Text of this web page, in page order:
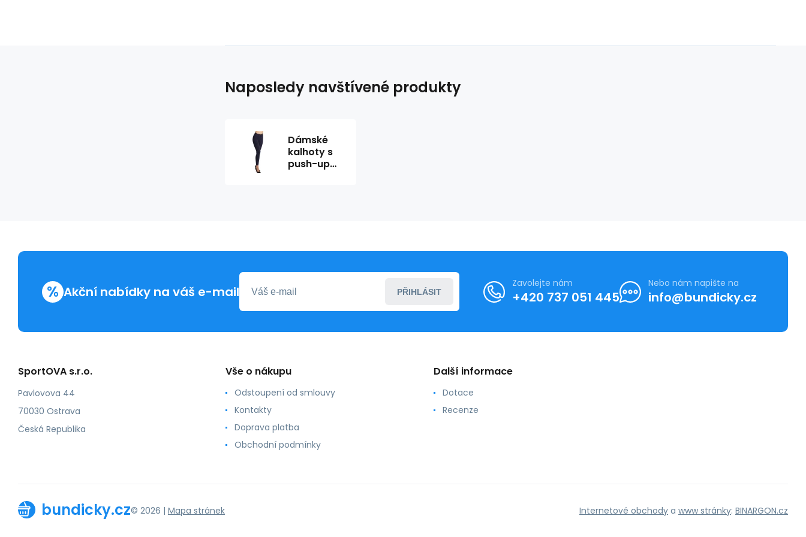
Naposledy navštívené produkty
Dámské
kalhoty s
push-up
% Akční nabídky na váš e-mail PŘIHLÁSIT
Zavolejte nám
+420 737 051 445
Nebo nám napište na
info@bundicky.cz
SportOVA s.r.o.
Pavlovova 44
70030 Ostrava
Česká Republika
Vše o nákupu
Odstoupení od smlouvy
Kontakty
Doprava platba
Obchodní podmínky
Další informace
Dotace
Recenze
bundicky.cz© 2026 | Mapa stránek Internetové obchody a www stránky: BINARGON.cz